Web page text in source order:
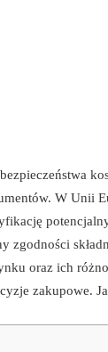
W Unii
zgodności
oraz ich
zakupowe.